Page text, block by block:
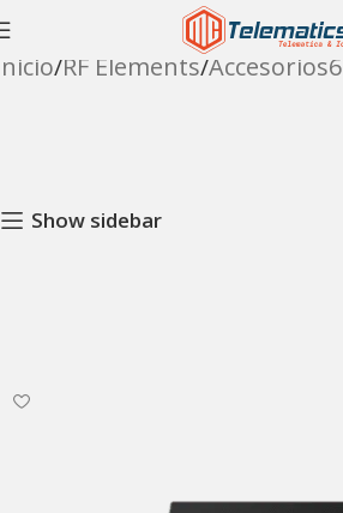
RF Elements Accesorios6
Show sidebar